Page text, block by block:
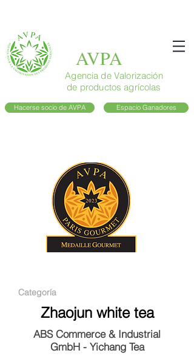
AVPA
Agencia de Valorización
de productos agrícolas
Hacerse socio de AVPA Espacio Ganadores
Categoría
Zhaojun white tea
ABS Commerce & Industrial
GmbH - Yichang Tea